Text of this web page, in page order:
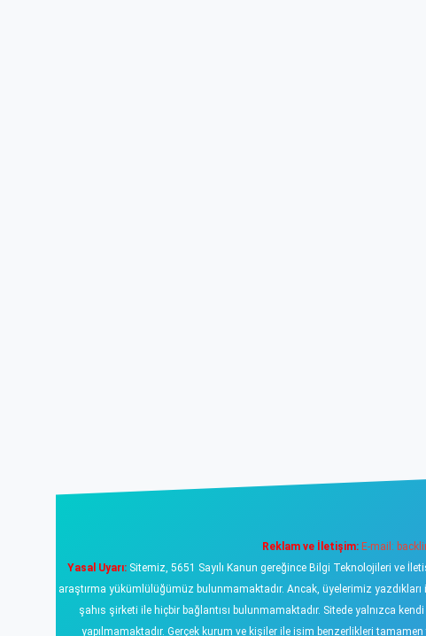
Reklam ve İletişim: E-mail:
Yasal Uyarı:Sitemiz, 5651 Sayılı Kanun gereğince Bilgi Teknolojileri ve
araştırma yükümlülüğümüz bulunmamaktadır. Ancak, üyelerimiz
şahıs şirketi ile hiçbir bağlantısı bulunmamaktadır. Sitede yalnızca
yapılmamaktadır. Gerçek kurum ve kişiler ile isim benzerlikleri